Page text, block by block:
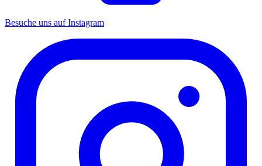
Besuche uns auf Instagram